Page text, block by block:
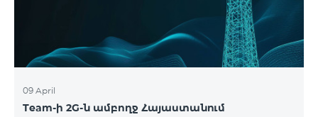
09 April
Team-ի 2G-ն ամբողջ Հայաստանում